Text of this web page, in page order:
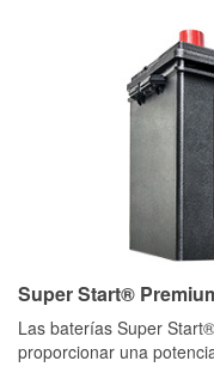
Super Start®
Las baterías Super
proporcionar una